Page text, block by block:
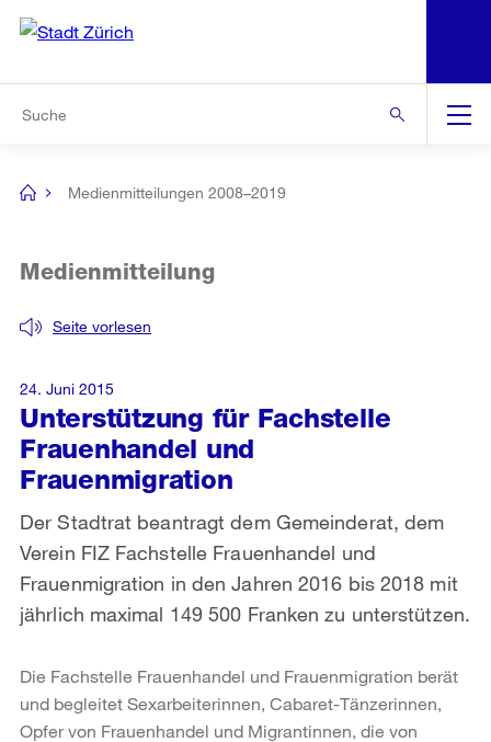
Navigation
[no
Medienmitteilungen 2008–2019
Unterstützung für Fachstelle
Frauenhandel und
Frauenmigration
Seite vorlesen
Medienmitteilung
Der Stadtrat beantragt dem Gemeinderat, dem
Verein FIZ Fachstelle Frauenhandel und
Frauenmigration in den Jahren 2016 bis 2018 mit
jährlich maximal 149 500 Franken zu unterstützen.
24. Juni 2015
Die Fachstelle Frauenhandel und Frauenmigration berät
und begleitet Sexarbeiterinnen, Cabaret-Tänzerinnen,
Opfer von Frauenhandel und Migrantinnen, die von